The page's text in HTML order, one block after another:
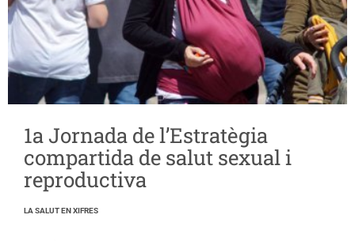
1a Jornada de l’Estratègia
compartida de salut sexual i
reproductiva
LA SALUT EN XIFRES